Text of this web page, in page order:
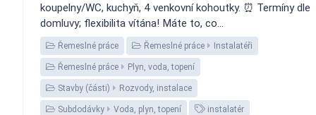
koupelny/WC, kuchyň, 4 venkovní kohoutky. ⏰ Termíny dle
domluvy; flexibilita vítána! Máte to, co...
Řemeslné práce Řemeslné práce Instalatéři
Řemeslné práce Plyn, voda, topení
Stavby (části) Rozvody, instalace
Subdodávky Voda, plyn, topení instalatér